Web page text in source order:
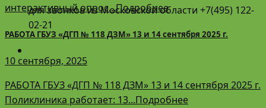
для звонков из Московской области +7(495) 122-
02-21
интерактивный опрос...Подробнее
РАБОТА ГБУЗ «ДГП № 118 ДЗМ» 13 и 14 сентября 2025 г.
10 сентября, 2025
РАБОТА ГБУЗ «ДГП № 118 ДЗМ» 13 и 14 сентября 2025 г.
Поликлиника работает: 13...Подробнее